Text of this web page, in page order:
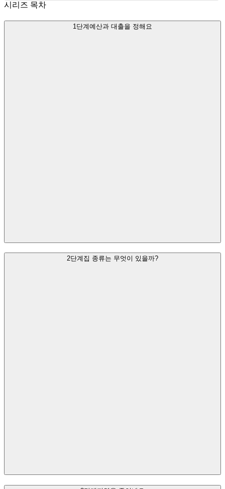
시리즈 목차
1단계예산과 대출을 정해요
2단계 집 종류는 무엇이 있을까?